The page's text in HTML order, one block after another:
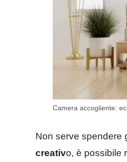
Camera accogliente:
Non serve spendere
creativo, è possibile